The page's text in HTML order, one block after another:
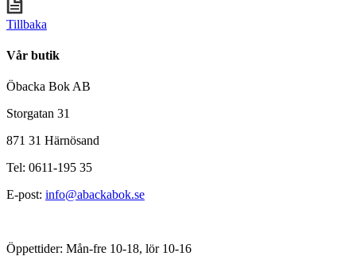
Tillbaka
Vår butik
Öbacka Bok AB
Storgatan 31
871 31 Härnösand
Tel: 0611-195 35
E-post: info@abackabok.se
Öppettider: Mån-fre 10-18, lör 10-16